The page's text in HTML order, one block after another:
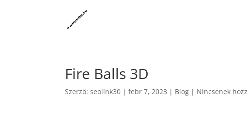
Fire Balls 3D
Szerző:seolink30 |febr 7, 2023 | Blog | Nincsenek